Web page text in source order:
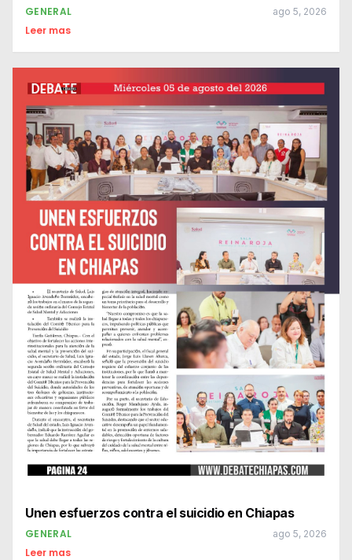
GENERAL ago 5, 2026
Leer mas
Unen esfuerzos contra el suicidio en Chiapas
GENERAL ago 5, 2026
Leer mas